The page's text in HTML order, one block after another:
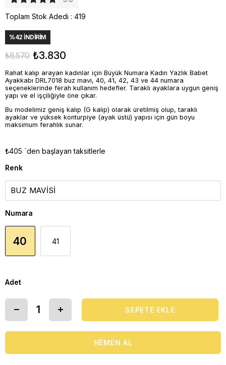
Toplam Stok Adedi : 419
%42 İNDIRIM
₺6.570 ₺3.830
Rahat kalıp arayan kadınlar için Büyük Numara Kadın Yazlık Babet
Ayakkabı DRL7018 buz mavi, 40, 41, 42, 43 ve 44 numara
seçeneklerinde ferah kullanım hedefler. Taraklı ayaklara uygun geniş
yapı ve el işçiliğiyle öne çıkar.
Bu modelimiz geniş kalıp (G kalıp) olarak üretilmiş olup, taraklı
ayaklar ve yüksek konturpiye (ayak üstü) yapısı için gün boyu
maksimum ferahlık sunar.
₺405 `den başlayan taksitlerle
Renk
Numara
40 41
Adet